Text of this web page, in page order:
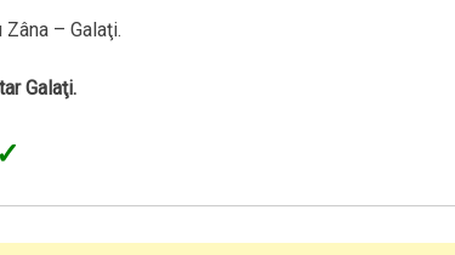
– Galaţi.
Galaţi.
✓